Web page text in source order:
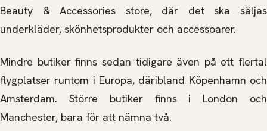
Beauty & Accessories store, där det ska säljas
underkläder, skönhetsprodukter och accessoarer.
Mindre butiker finns sedan tidigare även på ett flertal
flygplatser runtom i Europa, däribland Köpenhamn och
Amsterdam. Större butiker finns i London och
Manchester, bara för att nämna två.